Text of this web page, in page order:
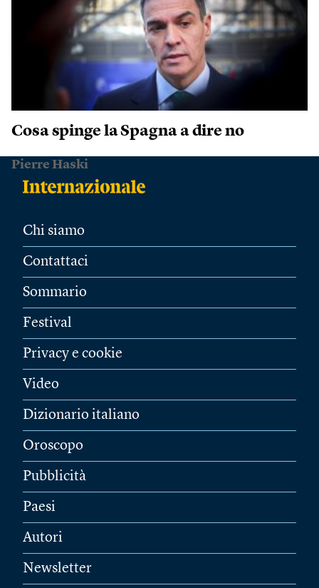
Cosa spinge la Spagna a dire no
Pierre Haski
Chi siamo
Contattaci
Sommario
Festival
Privacy e cookie
Video
Dizionario italiano
Oroscopo
Pubblicità
Paesi
Autori
Newsletter